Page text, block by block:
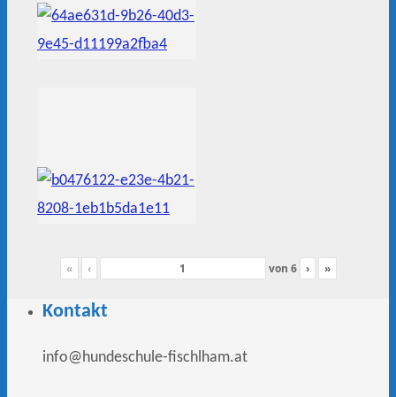
« ‹ von 6 › »
Kontakt
info@hundeschule-fischlham.at